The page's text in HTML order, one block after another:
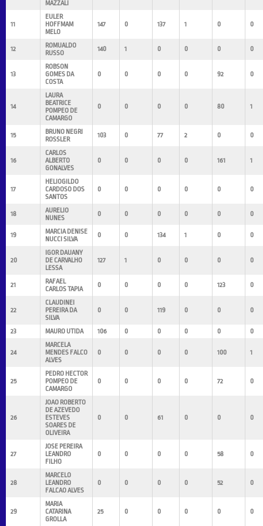
MAZZALI
11
EULER
HOFFMAM
MELO
147 0 137 1 0 0
12
ROMUALDO
RUSSO
140 1 0 0 0 0
13
ROBSON
GOMES DA
COSTA
0 0 0 0 92 0
14
LAURA
BEATRICE
POMPEO DE
CAMARGO
0 0 0 0 80 1
15
BRUNO NEGRI
ROSSLER
103 0 77 2 0 0
16
CARLOS
ALBERTO
GONALVES
0 0 0 0 161 1
17
HELIOGILDO
CARDOSO DOS
SANTOS
0 0 0 0 0 0
18
AURELIO
NUNES
0 0 0 0 0 0
19
MARCIA DENISE
NUCCI SILVA
0 0 134 1 0 0
20
IGOR DAUANY
DE CARVALHO
LESSA
127 1 0 0 0 0
21
RAFAEL
CARLOS TAPIA
0 0 0 0 123 0
22
CLAUDINEI
PEREIRA DA
SILVA
0 0 119 0 0 0
23 MAURO UTIDA 106 0 0 0 0 0
24
MARCELA
MENDES FALCO
ALVES
0 0 0 0 100 1
25
PEDRO HECTOR
POMPEO DE
CAMARGO
0 0 0 0 72 0
26
JOAO ROBERTO
DE AZEVEDO
ESTEVES
SOARES DE
OLIVEIRA
0 0 61 0 0 0
27
JOSE PEREIRA
LEANDRO
FILHO
0 0 0 0 58 0
28
MARCELO
LEANDRO
FALCAO ALVES
0 0 0 0 52 0
29
MARIA
CATARINA
GROLLA
25 0 0 0 0 0